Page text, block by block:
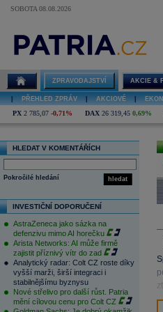
SOBOTA 08.08.2026
ZPRAVODAJSTVÍ AKCIE &
PŘEHLED ZPRÁV AKCIOVÉ
PX 2 785,07 -0,71% DAX 26 319,45 0,69%
HLEDAT V KOMENTÁŘÍCH
hledat
Pokročilé hledání
INVESTIČNÍ DOPORUČENÍ
AstraZeneca jako sázka na
defenzivu mimo AI horečku
Arista Networks: AI může firmě
zajistit příznivý vítr do zad
Analytický radar: Colt CZ roste díky
vyšší marži, širší integraci i
stabilnějšímu byznysu
Nové střelivo pro další růst. Patria
mění cílovou cenu pro Colt CZ